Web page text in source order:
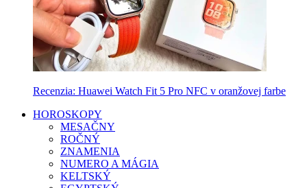
Recenzia: Huawei Watch Fit 5 Pro NFC v oranžovej farbe
HOROSKOPY
MESAČNY
ROČNÝ
ZNAMENIA
NUMERO A MÁGIA
KELTSKÝ